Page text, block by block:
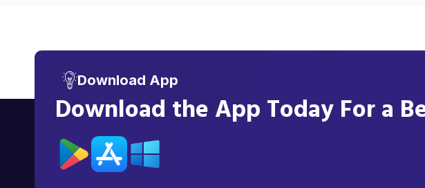
Download App
Download the App Today For a